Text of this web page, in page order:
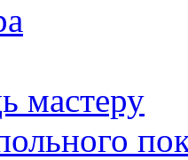
мастеру